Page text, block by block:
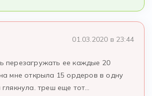
01.03.2020 в 23:44
перезагружать ее каждые 20
мне открыла 15 ордеров в одну
глякнула. треш еще тот…